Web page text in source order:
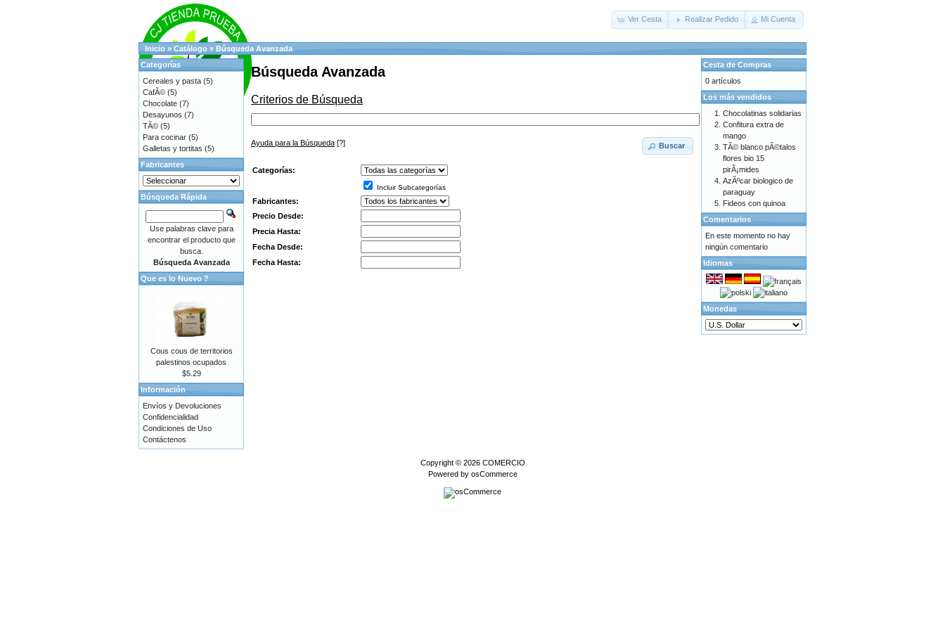
Ver Cesta Realizar Pedido Mi Cuenta
Inicio » Catálogo » Búsqueda Avanzada
Búsqueda Avanzada
Criterios de Búsqueda
Ayuda para la Búsqueda [?] Buscar
Categorías:
Incluir Subcategorías
Fabricantes:
Precio Desde:
Precia Hasta:
Fecha Desde:
Fecha Hasta:
Categorías
Cereales y pasta (5)
CafÃ© (5)
Chocolate (7)
Desayunos (7)
TÃ© (5)
Para cocinar (5)
Galletas y tortitas (5)
Fabricantes
Búsqueda Rápida
Use palabras clave para
encontrar el producto que
busca.
Búsqueda Avanzada
Que es lo Nuevo ?
Cous cous de territorios
palestinos ocupados
$5.29
Información
Envíos y Devoluciones
Confidencialidad
Condiciones de Uso
Contáctenos
Cesta de Compras
0 artículos
Los más vendidos
Chocolatinas solidarias
Confitura extra de
mango
TÃ© blanco pÃ©talos
flores bio 15
pirÃ¡mides
AzÃºcar biologico de
paraguay
Fideos con quinoa
Comentarios
En este momento no hay
ningún comentario
Idiomas
Monedas
Copyright © 2026 COMERCIO
Powered by osCommerce